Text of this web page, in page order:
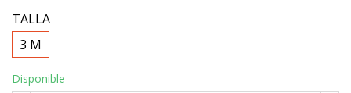
TALLA
3 M
Disponible